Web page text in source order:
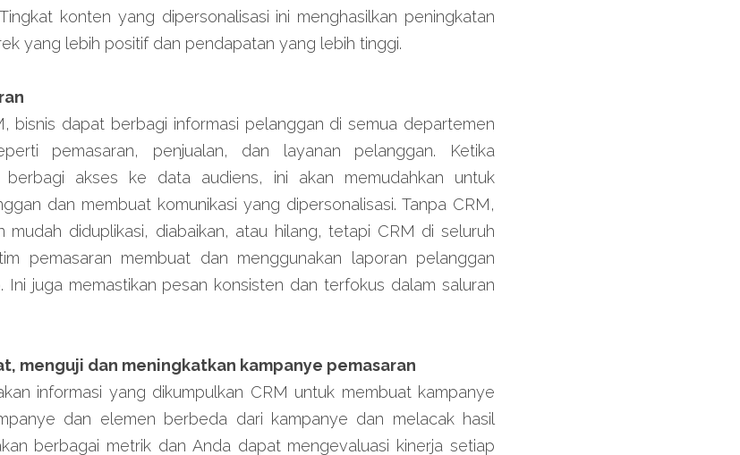
konten yang dipersonalisasi ini menghasilkan peningkatan
yang lebih positif dan pendapatan yang lebih tinggi.
bisnis dapat berbagi informasi pelanggan di semua departemen
pemasaran, penjualan, dan layanan pelanggan. Ketika
berbagi akses ke data audiens, ini akan memudahkan untuk
dan membuat komunikasi yang dipersonalisasi. Tanpa CRM,
diduplikasi, diabaikan, atau hilang, tetapi CRM di seluruh
pemasaran membuat dan menggunakan laporan pelanggan
Ini juga memastikan pesan konsisten dan terfokus dalam saluran
menguji dan meningkatkan kampanye pemasaran
informasi yang dikumpulkan CRM untuk membuat kampanye
dan elemen berbeda dari kampanye dan melacak hasil
berbagai metrik dan Anda dapat mengevaluasi kinerja setiap